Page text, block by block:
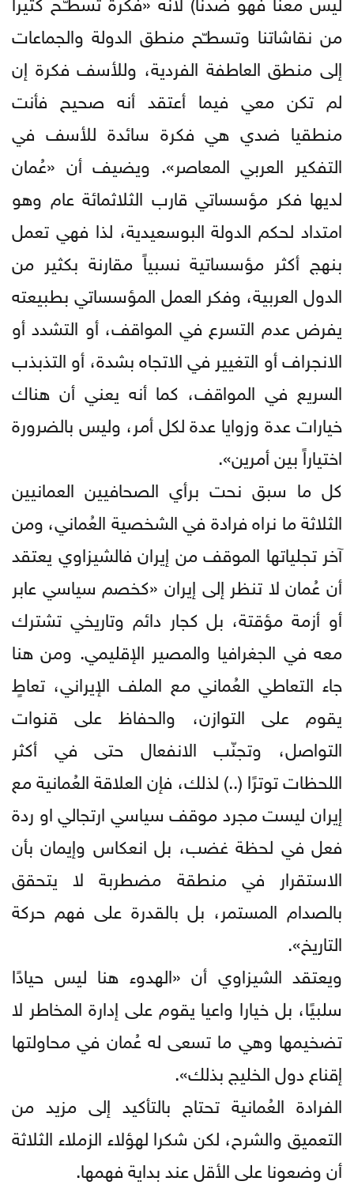
من نقاشاتنا وتسطـّح منطق الدولة والجماعات
إلى منطق العاطفة الفردية، وللأسف فكرة إن
لم تكن معي فيما أعتقد أنه صحيح فأنت
منطقيا ضدي هي فكرة سائدة للأسف في
التفكير العربي المعاصر». ويضيف أن «عُمان
لديها فكر مؤسساتي قارب الثلاثمائة عام وهو
امتداد لحكم الدولة البوسعيدية، لذا فهي تعمل
بنهج أكثر مؤسساتية نسبياً مقارنة بكثير من
الدول العربية، وفكر العمل المؤسساتي بطبيعته
يفرض عدم التسرع في المواقف، أو التشدد أو
الانجراف أو التغيير في الاتجاه بشدة، أو التذبذب
السريع في المواقف، كما أنه يعني أن هناك
خيارات عدة وزوايا عدة لكل أمر، وليس بالضرورة
اختياراً بين أمرين».
كل ما سبق نحت برأي الصحافيين العمانيين
الثلاثة ما نراه فرادة في الشخصية العُماني، ومن
آخر تجلياتها الموقف من إيران فالشيزاوي يعتقد
أن عُمان لا تنظر إلى إيران «كخصم سياسي عابر
أو أزمة مؤقتة، بل كجار دائم وتاريخي تشترك
معه في الجغرافيا والمصير الإقليمي. ومن هنا
جاء التعاطي العُماني مع الملف الإيراني، تعاطٍ
يقوم على التوازن، والحفاظ على قنوات
التواصل، وتجنّب الانفعال حتى في أكثر
اللحظات توترًا (..) لذلك، فإن العلاقة العُمانية مع
إيران ليست مجرد موقف سياسي ارتجالي او ردة
فعل في لحظة غضب، بل انعكاس وإيمان بأن
الاستقرار في منطقة مضطربة لا يتحقق
بالصدام المستمر، بل بالقدرة على فهم حركة
التاريخ».
ويعتقد الشيزاوي أن «الهدوء هنا ليس حيادًا
سلبيًا، بل خيارا واعيا يقوم على إدارة المخاطر لا
تضخيمها وهي ما تسعى له عُمان في محاولتها
إقناع دول الخليج بذلك».
الفرادة العُمانية تحتاج بالتأكيد إلى مزيد من
التعميق والشرح، لكن شكرا لهؤلاء الزملاء الثلاثة
أن وضعونا على الأقل عند بداية فهمها.